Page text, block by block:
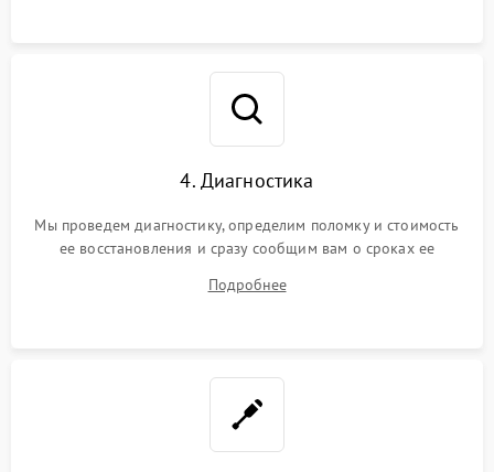
4. Диагностика
Мы проведем диагностику, определим поломку и стоимость
ее восстановления и сразу сообщим вам о сроках ее
Подробнее